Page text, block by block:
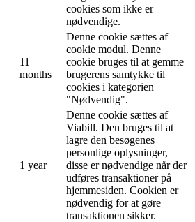
cookies som ikke er
nødvendige.
11
months
Denne cookie sættes af
cookie modul. Denne
cookie bruges til at gemme
brugerens samtykke til
cookies i kategorien
"Nødvendig".
1 year
Denne cookie sættes af
Viabill. Den bruges til at
lagre den besøgenes
personlige oplysninger,
disse er nødvendige når der
udføres transaktioner på
hjemmesiden. Cookien er
nødvendig for at gøre
transaktionen sikker.